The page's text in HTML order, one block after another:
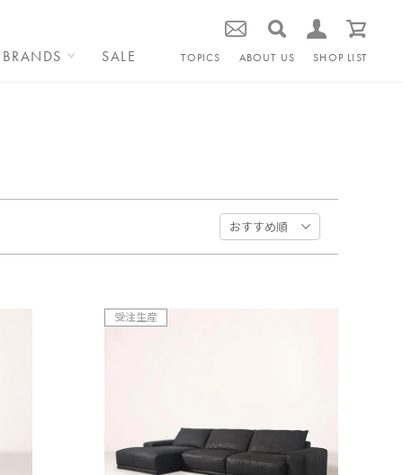
BRANDS SALE TOPICS ABOUT US SHOP LIST
受注生産